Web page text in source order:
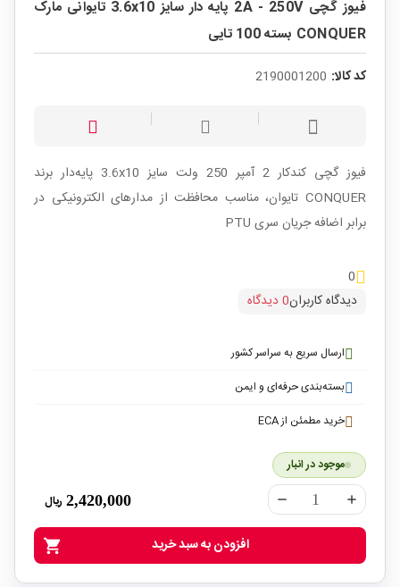
فیوز گچی 2A - 250V پایه دار سایز 3.6x10 تایوانی مارک
CONQUER بسته 100 تایی
کد کالا: 2190001200
فیوز گچی کندکار 2 آمپر 250 ولت سایز 3.6x10 پایه‌دار برند
CONQUER تایوان، مناسب محافظت از مدارهای الکترونیکی در
برابر اضافه جریان سری PTU
0
دیدگاه کاربران0 دیدگاه
ارسال سریع به سراسر کشور
بسته‌بندی حرفه‌ای و ایمن
خرید مطمئن از ECA
موجود در انبار
remove add
2,420,000 ریال
shopping_cart افزودن به سبد خرید